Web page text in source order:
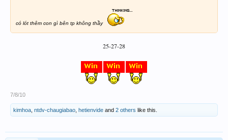
có lót thêm con gì bên tp không thầy
25-27-28
7/8/10
kimhoa ntdv-chaugiabao hetienvide and 2 others like this.